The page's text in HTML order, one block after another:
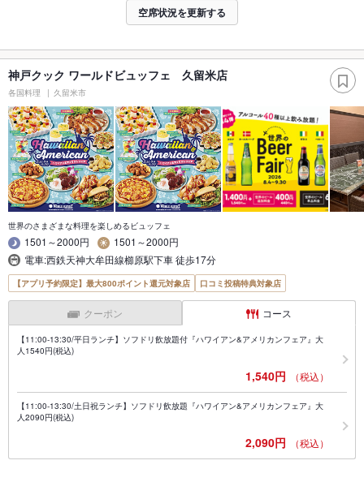
空席状況を更新する
神戸クック ワールドビュッフェ 久留米店
各国料理 久留米市
世界のさまざまな料理を楽しめるビュッフェ
1501～2000円
1501～2000円
電車:西鉄天神大牟田線櫛原駅下車 徒歩17分
【アプリ予約限定】最大800ポイント還元対象店 口コミ投稿特典対象店
クーポン コース
【11:00-13:30/平日ランチ】ソフドリ飲放題付『ハワイアン&アメリカンフェア』大
人1540円(税込)
1,540円 （税込）
【11:00-13:30/土日祝ランチ】ソフドリ飲放題『ハワイアン&アメリカンフェア』大
人2090円(税込)
2,090円 （税込）